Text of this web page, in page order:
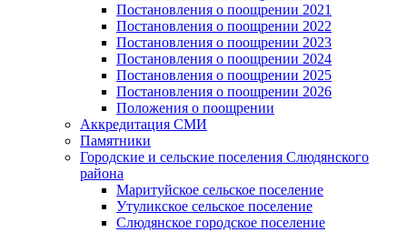
Постановления о поощрении 2021
Постановления о поощрении 2022
Постановления о поощрении 2023
Постановления о поощрении 2024
Постановления о поощрении 2025
Постановления о поощрении 2026
Положения о поощрении
Аккредитация СМИ
Памятники
Городские и сельские поселения Слюдянского
района
Маритуйское сельское поселение
Утуликское сельское поселение
Слюдянское городское поселение